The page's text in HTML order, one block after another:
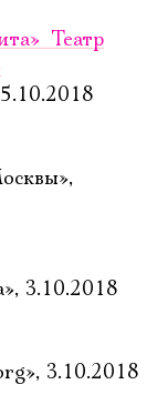
 Театр
3.10.2018
3.10.2018